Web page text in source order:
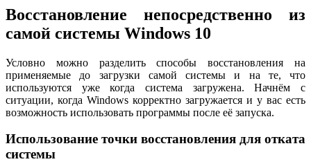
Восстановление непосредственно из
самой системы Windows 10
Условно можно разделить способы восстановления на
применяемые до загрузки самой системы и на те, что
используются уже когда система загружена. Начнём с
ситуации, когда Windows корректно загружается и у вас есть
возможность использовать программы после её запуска.
Использование точки восстановления для отката
системы